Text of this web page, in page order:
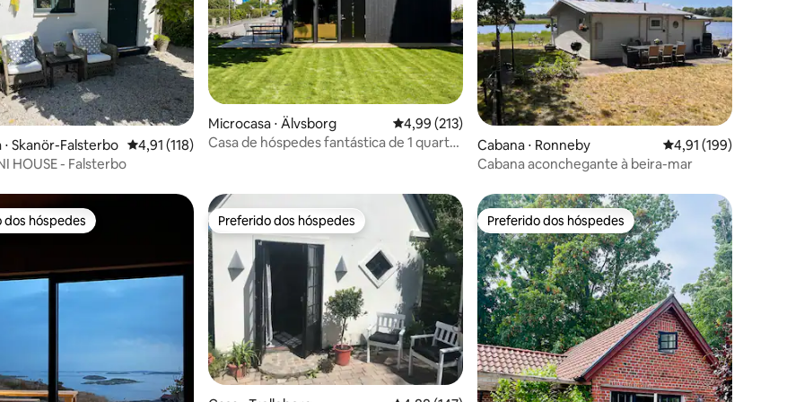
de 5, 362 avaliações
⋅ Skanör-Falsterbo 4,91 de uma avaliação média de 5, 118 avaliações
4,91 (118)
HOUSE - Falsterbo
Microcasa ⋅ Älvsborg 4,99 de uma avaliação média de 5, 213 avaliações
4,99 (213)
Casa de hóspedes fantástica de 1 quarto
Cabana ⋅ Ronneby 4,91 de uma avaliação
4,91 (199)
Cabana aconchegante à beira-mar
de 5, 372 avaliações
dos hóspedes
dos hóspedes Preferido dos hóspedes
Preferido dos hóspedes Preferido dos hóspedes
Preferido dos hóspedes